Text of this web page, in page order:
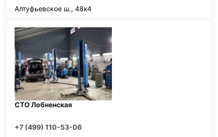
Алтуфьевское ш., 48к4
СТО Лобненская
+7 (499) 110-53-06